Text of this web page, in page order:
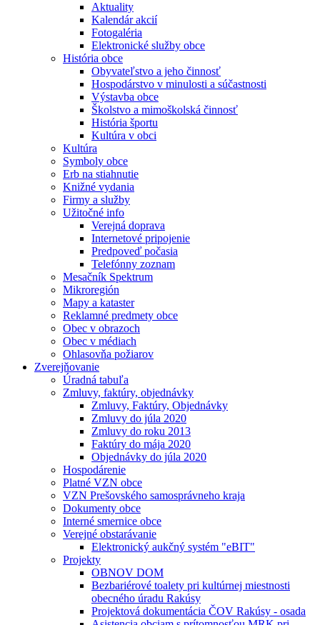
Aktuality
Kalendár akcií
Fotogaléria
Elektronické služby obce
História obce
Obyvateľstvo a jeho činnosť
Hospodárstvo v minulosti a súčastnosti
Výstavba obce
Školstvo a mimoškolská činnosť
História športu
Kultúra v obci
Kultúra
Symboly obce
Erb na stiahnutie
Knižné vydania
Firmy a služby
Užitočné info
Verejná doprava
Internetové pripojenie
Predpoveď počasia
Telefónny zoznam
Mesačník Spektrum
Mikroregión
Mapy a kataster
Reklamné predmety obce
Obec v obrazoch
Obec v médiach
Ohlasovňa požiarov
Zverejňovanie
Úradná tabuľa
Zmluvy, faktúry, objednávky
Zmluvy, Faktúry, Objednávky
Zmluvy do júla 2020
Zmluvy do roku 2013
Faktúry do mája 2020
Objednávky do júla 2020
Hospodárenie
Platné VZN obce
VZN Prešovského samosprávneho kraja
Dokumenty obce
Interné smernice obce
Verejné obstarávanie
Elektronický aukčný systém "eBIT"
Projekty
OBNOV DOM
Bezbariérové toalety pri kultúrnej miestnosti
obecného úradu Rakúsy
Projektová dokumentácia ČOV Rakúsy - osada